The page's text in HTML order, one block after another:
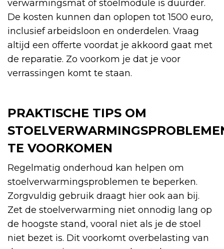
verwarmingsmat of stoelmodule is duurder.
De kosten kunnen dan oplopen tot 1500 euro,
inclusief arbeidsloon en onderdelen. Vraag
altijd een offerte voordat je akkoord gaat met
de reparatie. Zo voorkom je dat je voor
verrassingen komt te staan.
PRAKTISCHE TIPS OM
TE VOORKOMEN
Regelmatig onderhoud kan helpen om
stoelverwarmingsproblemen te beperken.
Zorgvuldig gebruik draagt hier ook aan bij.
Zet de stoelverwarming niet onnodig lang op
de hoogste stand, vooral niet als je de stoel
niet bezet is. Dit voorkomt overbelasting van